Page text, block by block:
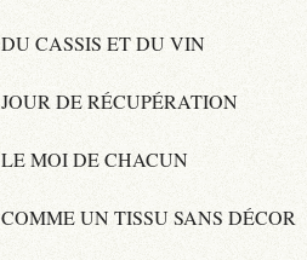
DU CASSIS ET DU VIN
JOUR DE RÉCUPÉRATION
LE MOI DE CHACUN
COMME UN TISSU SANS DÉCOR